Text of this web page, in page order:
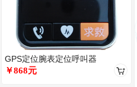
GPS定位腕表定位呼叫器
￥868元